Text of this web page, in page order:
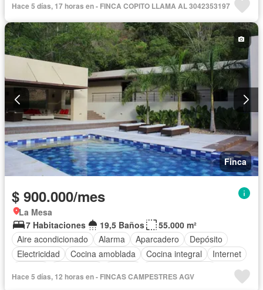
Gas natural
Estudio
Vista panorámica
Cuarto de servicio
Terraza Agua
Tanque de agua
Patio
Área infantil
Vigilante
Acceso para personas con discapacidad
Jardín
Barbecue
Caseta de vigilancia Gimnasio
Sauna
Seguridad privada
Piscina
Permite mascotas
Permite niños
Solo familias
Hace 5 días, 17 horas en - FINCA COPITO LLAMA AL 3042353197
Finca
$ 900.000/mes
La Mesa
7 Habitaciones
19,5 Baños
55.000 m²
Aire acondicionado
Alarma Aparcadero
Depósito
Electricidad
Cocina amoblada Cocina integral
Internet
Cuarto de servicio
Agua Tanque de agua
Área infantil
Hace 5 días, 12 horas en - FINCAS CAMPESTRES AGV